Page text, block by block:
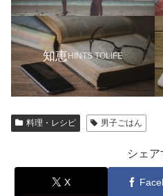
知恵HINTS TOLIFE
料理・レシピ 男子ごはん
シェア
X